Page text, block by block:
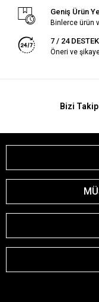
Geniş Ürün
Binlerce ürün
7 / 24 DESTEK
Öneri ve
Bizi